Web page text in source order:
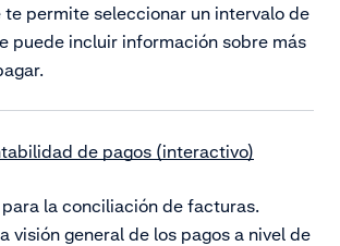
permite seleccionar un intervalo de
puede incluir información sobre más
de pagos (interactivo)
la conciliación de facturas.
visión general de los pagos a nivel de